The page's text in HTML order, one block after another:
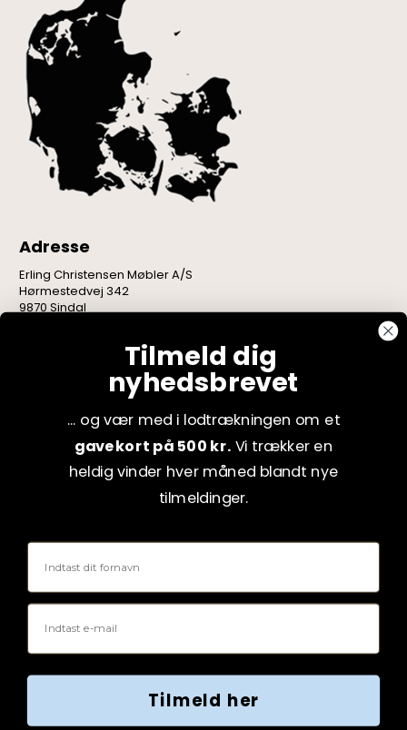
Adresse
Erling Christensen Møbler A/S
Hørmestedvej 342
9870 Sindal
Tilmeld dig
nyhedsbrevet
... og vær med i lodtrækningen om et
gavekort på 500 kr. Vi trækker en
heldig vinder hver måned blandt nye
tilmeldinger.
Fornavn
Email
Tilmeld her